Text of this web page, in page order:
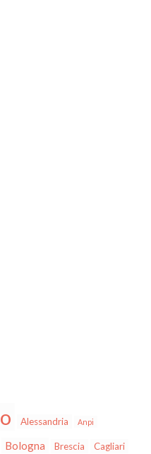
Alessandria Anpi
Bologna Brescia
Cagliari